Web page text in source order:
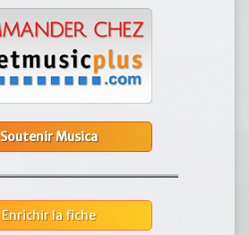
Soutenir Musica
Enrichir la fiche